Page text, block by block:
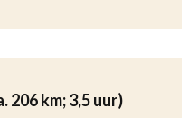
206 km; 3,5 uur)